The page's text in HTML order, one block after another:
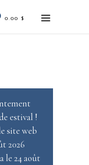
0.00 $
estival !
site web
2026
le 24 août